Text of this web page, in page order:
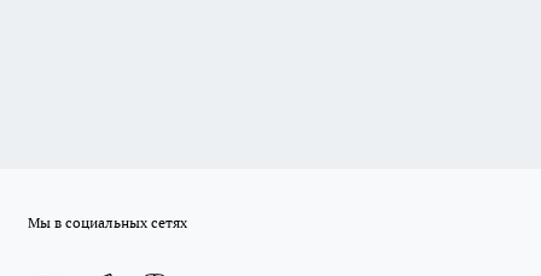
Мы в социальных сетях